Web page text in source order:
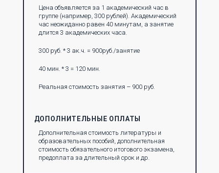
Цена объявляется за 1 академический час в
группе (например, 300 рублей). Академический
час неожиданно равен 40 минутам, а занятие
длится 3 академических часа.
300 руб. * 3 ак.ч. = 900руб./занятие
40 мин. * 3 = 120 мин.
Реальная стоимость занятия – 900 руб.
ДОПОЛНИТЕЛЬНЫЕ ОПЛАТЫ
Дополнительная стоимость литературы и
образовательных пособий, дополнительная
стоимость обязательного итогового экзамена,
предоплата за длительный срок и др.